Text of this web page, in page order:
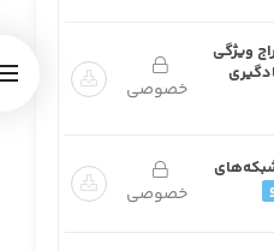
ویژگی
خصوصی
شبکه‌های
خصوصی